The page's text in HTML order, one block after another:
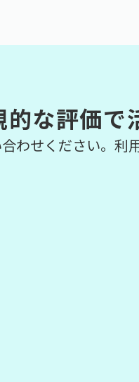
的な評価で
わせください。利